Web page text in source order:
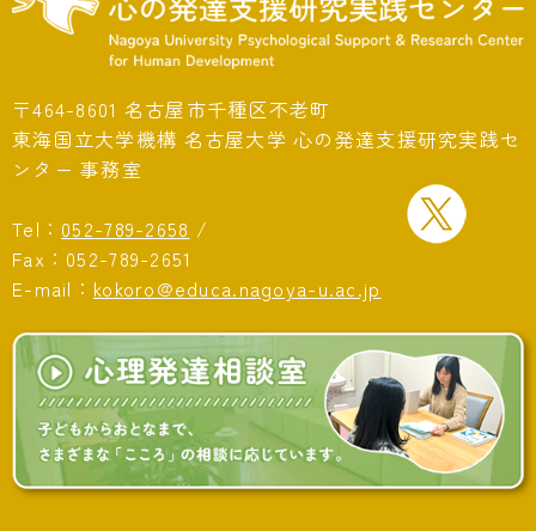
〒464-8601 名古屋市千種区不老町
東海国立大学機構 名古屋大学 心の発達支援研究実践セ
ンター 事務室
Tel： 052-789-2658 /
Fax：052-789-2651
E-mail： kokoro@educa.nagoya-u.ac.jp